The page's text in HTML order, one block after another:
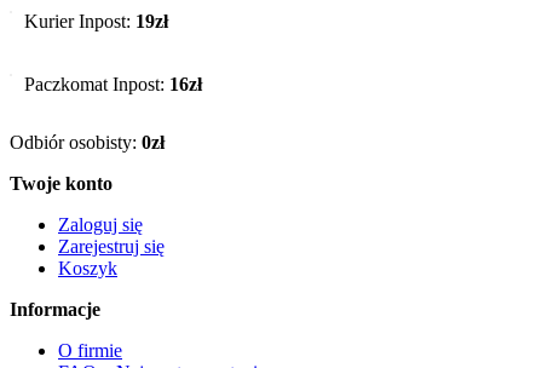
Kurier Inpost: 19zł
Paczkomat Inpost: 16zł
Odbiór osobisty: 0zł
Twoje konto
Zaloguj się
Zarejestruj się
Koszyk
Informacje
O firmie